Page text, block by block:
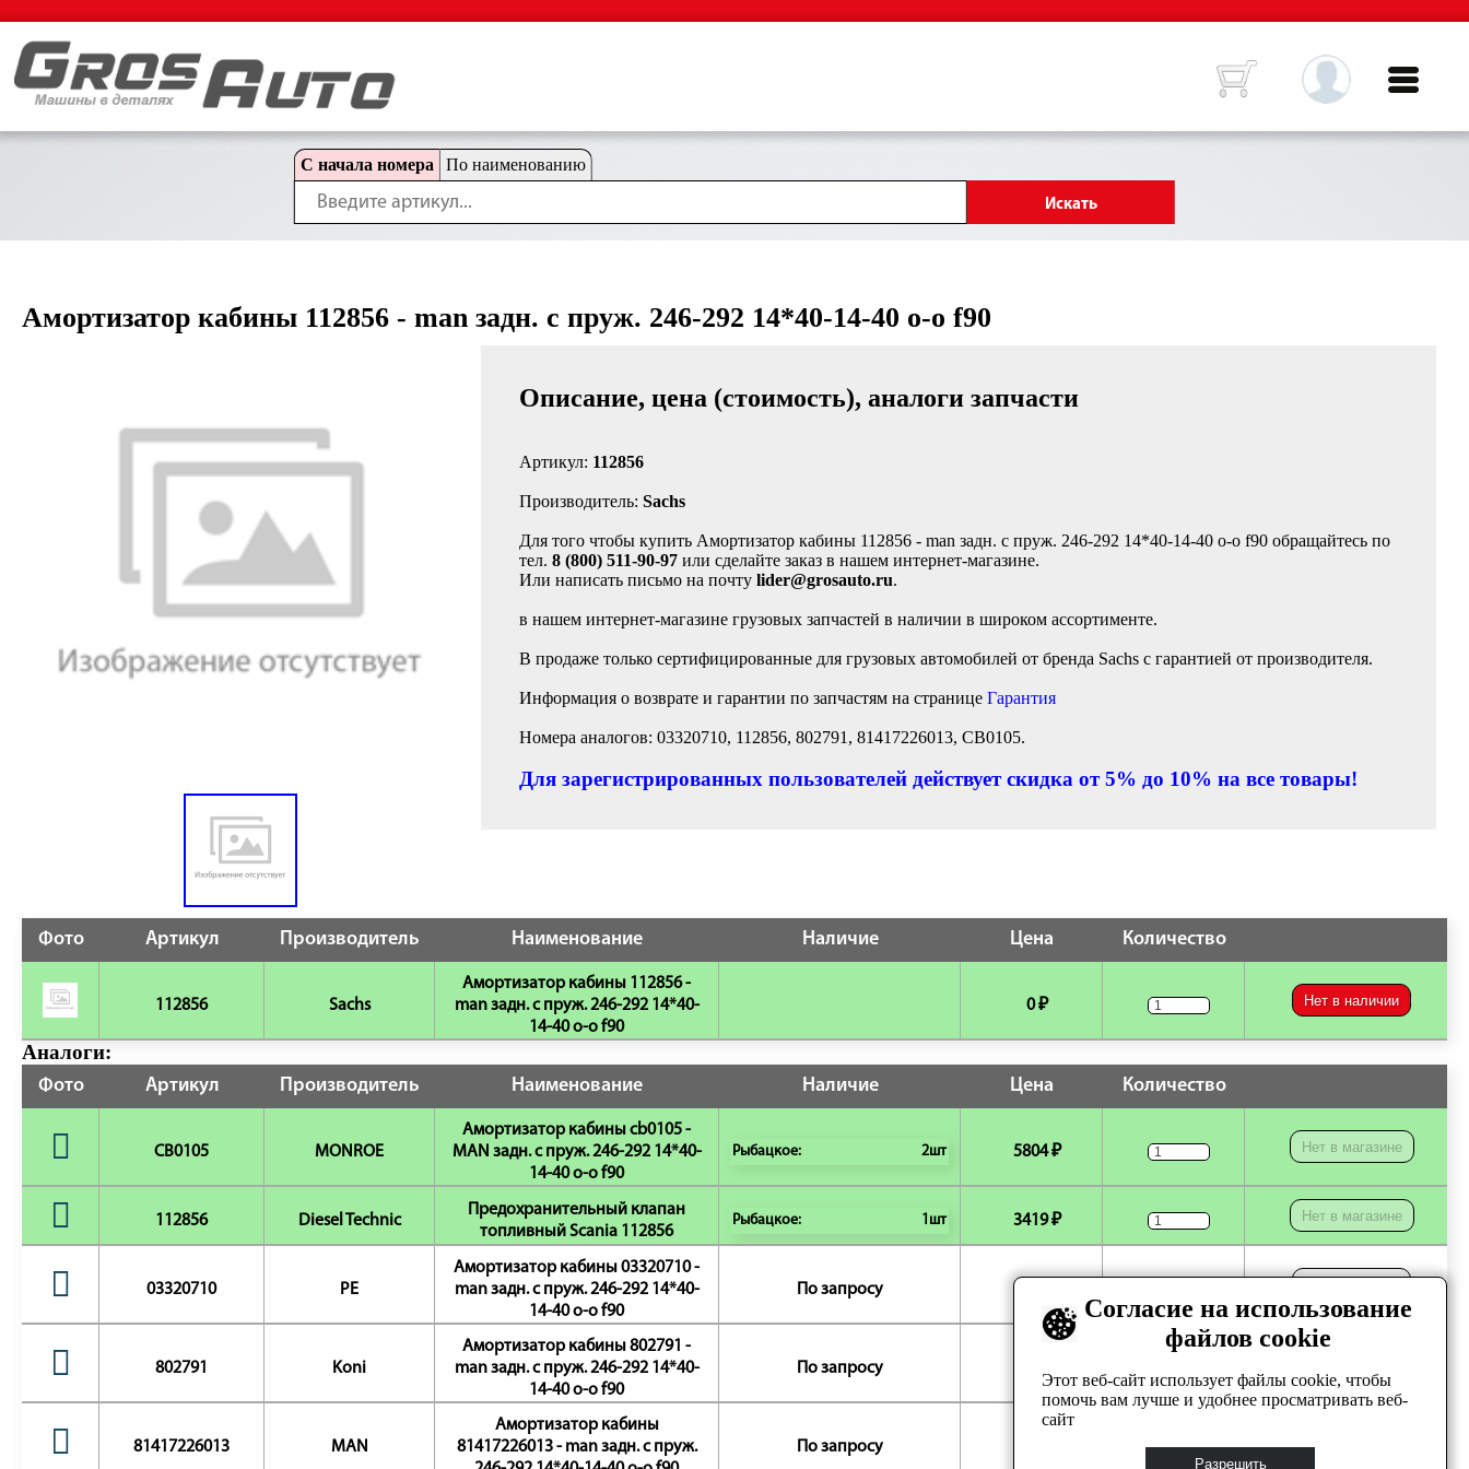
С начала номера По наименованию
Амортизатор кабины 112856 - man задн. с пруж. 246-292 14*40-14-40 o-o f90
Описание, цена (стоимость), аналоги запчасти
Артикул: 112856
Производитель: Sachs
Для того чтобы купить Амортизатор кабины 112856 - man задн. с пруж. 246-292 14*40-14-40 o-o f90 обращайтесь по
тел. 8 (800) 511-90-97 или сделайте заказ в нашем интернет-магазине.
Или написать письмо на почту lider@grosauto.ru.
в нашем интернет-магазине грузовых запчастей в наличии в широком ассортименте.
В продаже только сертифицированные для грузовых автомобилей от бренда Sachs с гарантией от производителя.
Информация о возврате и гарантии по запчастям на странице Гарантия
Номера аналогов: 03320710, 112856, 802791, 81417226013, CB0105.
Для зарегистрированных пользователей действует скидка от 5% до 10% на все товары!
Фото Артикул Производитель Наименование Наличие Цена Количество
112856 Sachs
Амортизатор кабины 112856 -
man задн. с пруж. 246-292 14*40-
14-40 o-o f90
0 ₽ Нет в наличии
Аналоги:
Фото Артикул Производитель Наименование Наличие Цена Количество
CB0105 MONROE
Амортизатор кабины cb0105 -
MAN задн. с пруж. 246-292 14*40-
14-40 o-o f90
Рыбацкое: 2шт 5804 ₽ Нет в магазине
112856 Diesel Technic
Предохранительный клапан
топливный Scania 112856
Рыбацкое: 1шт 3419 ₽ Нет в магазине
03320710 PE
Амортизатор кабины 03320710 -
man задн. с пруж. 246-292 14*40-
14-40 o-o f90
По запросу
802791 Koni
Амортизатор кабины 802791 -
man задн. с пруж. 246-292 14*40-
14-40 o-o f90
По запросу
81417226013 MAN
Амортизатор кабины
81417226013 - man задн. с пруж.
По запросу
Согласие на использование
файлов cookie
Этот веб-сайт использует файлы cookie, чтобы
помочь вам лучше и удобнее просматривать веб-
сайт
Разрешить